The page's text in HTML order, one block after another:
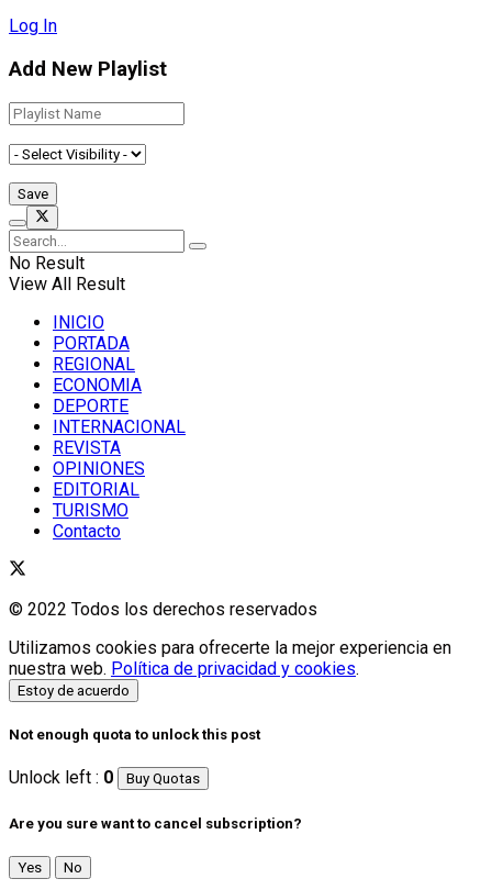
Log In
Add New Playlist
No Result
View All Result
INICIO
PORTADA
REGIONAL
ECONOMIA
DEPORTE
INTERNACIONAL
REVISTA
OPINIONES
EDITORIAL
TURISMO
Contacto
© 2022 Todos los derechos reservados
Utilizamos cookies para ofrecerte la mejor experiencia en
nuestra web. Política de privacidad y cookies.
Estoy de acuerdo
Not enough quota to unlock this post
Unlock left : 0 Buy Quotas
Are you sure want to cancel subscription?
Yes No